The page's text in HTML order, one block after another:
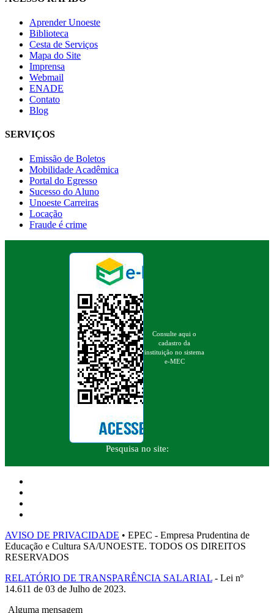
Aprender Unoeste
Biblioteca
Cesta de Serviços
Mapa do Site
Imprensa
Webmail
ENADE
Contato
Blog
SERVIÇOS
Emissão de Boletos
Mobilidade Acadêmica
Portal do Egresso
Sucesso do Aluno
Unoeste Carreiras
Locação
Fraude é crime
Consulte aqui o
cadastro da
instituição no sistema
e-MEC
Pesquisa no site:
AVISO DE PRIVACIDADE • EPEC - Empresa Prudentina de
Educação e Cultura SA/UNOESTE. TODOS OS DIREITOS
RESERVADOS
RELATÓRIO DE TRANSPARÊNCIA SALARIAL - Lei nº
14.611 de 03 de Julho de 2023.
Alguma mensagem